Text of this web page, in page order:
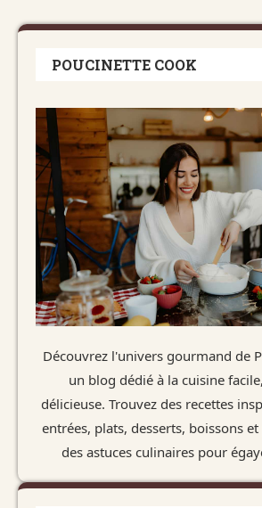
POUCINETTE COOK
Découvrez l'univers gourmand de
un blog dédié à la cuisine
délicieuse. Trouvez des recettes
entrées, plats, desserts, boissons
des astuces culinaires pour